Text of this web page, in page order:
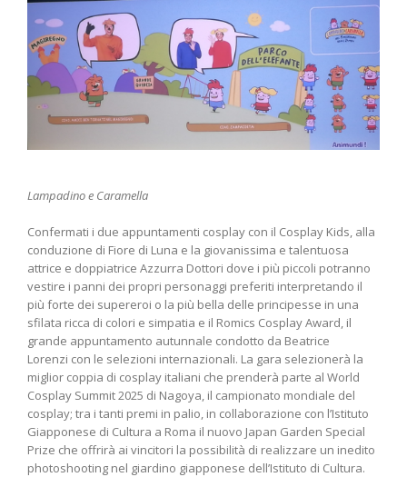
Lampadino e Caramella
Confermati i due appuntamenti cosplay con il Cosplay Kids, alla
conduzione di Fiore di Luna e la giovanissima e talentuosa
attrice e doppiatrice Azzurra Dottori dove i più piccoli potranno
vestire i panni dei propri personaggi preferiti interpretando il
più forte dei supereroi o la più bella delle principesse in una
sfilata ricca di colori e simpatia e il Romics Cosplay Award, il
grande appuntamento autunnale condotto da Beatrice
Lorenzi con le selezioni internazionali. La gara selezionerà la
miglior coppia di cosplay italiani che prenderà parte al World
Cosplay Summit 2025 di Nagoya, il campionato mondiale del
cosplay; tra i tanti premi in palio, in collaborazione con l’Istituto
Giapponese di Cultura a Roma il nuovo Japan Garden Special
Prize che offrirà ai vincitori la possibilità di realizzare un inedito
photoshooting nel giardino giapponese dell’Istituto di Cultura.